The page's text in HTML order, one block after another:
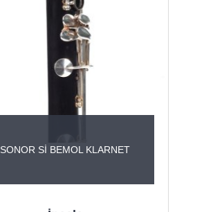
SONOR Sİ BEMOL KLARNET